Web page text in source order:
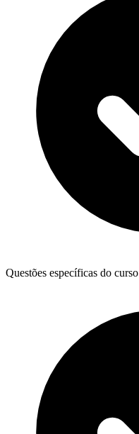
Questões específicas do curso